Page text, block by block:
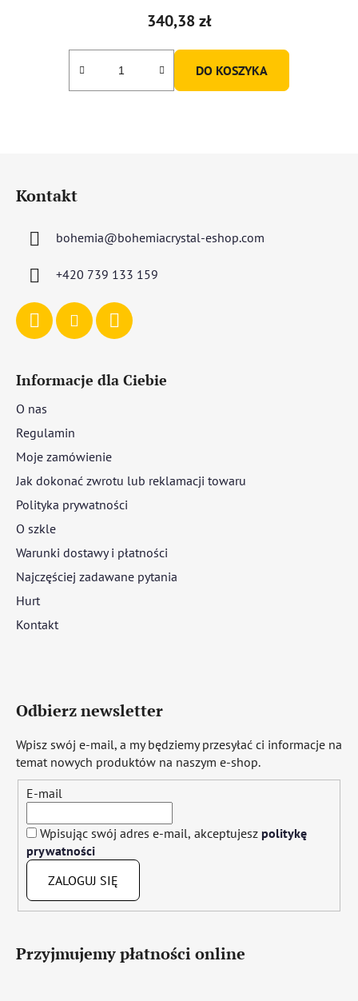
340,38 zł
DO KOSZYKA
Kontakt
bohemia@bohemiacrystal-eshop.com
+420 739 133 159
Informacje dla Ciebie
O nas
Regulamin
Moje zamówienie
Jak dokonać zwrotu lub reklamacji towaru
Polityka prywatności
O szkle
Warunki dostawy i płatności
Najczęściej zadawane pytania
Hurt
Kontakt
Odbierz newsletter
Wpisz swój e-mail, a my będziemy przesyłać ci informacje na
temat nowych produktów na naszym e-shop.
E-mail
Wpisując swój adres e-mail, akceptujesz politykę
prywatności
ZALOGUJ SIĘ
Przyjmujemy płatności online